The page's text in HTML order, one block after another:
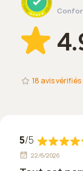
18 avis vérifiés
5/5
22/6/2026